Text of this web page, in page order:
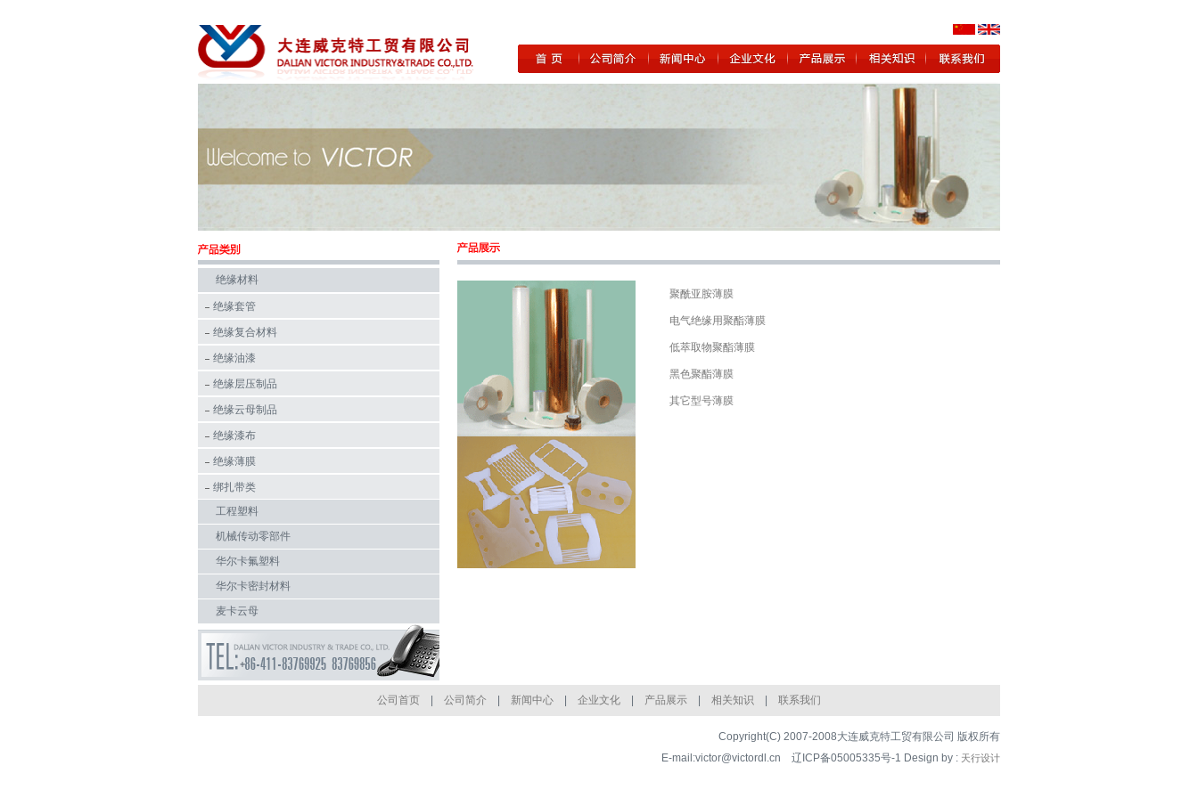
绝缘材料
绝缘套管
绝缘复合材料
绝缘油漆
绝缘层压制品
绝缘云母制品
绝缘漆布
绝缘薄膜
绑扎带类
工程塑料
机械传动零部件
华尔卡氟塑料
华尔卡密封材料
麦卡云母
聚酰亚胺薄膜
电气绝缘用聚酯薄膜
低萃取物聚酯薄膜
黑色聚酯薄膜
其它型号薄膜
公司首页 公司简介 新闻中心 企业文化 产品展示 相关知识 联系我们
Copyright(C) 2007-2008大连威克特工贸有限公司 版权所有
E-mail:victor@victordl.cn 辽ICP备05005335号-1 Design by : 天行设计